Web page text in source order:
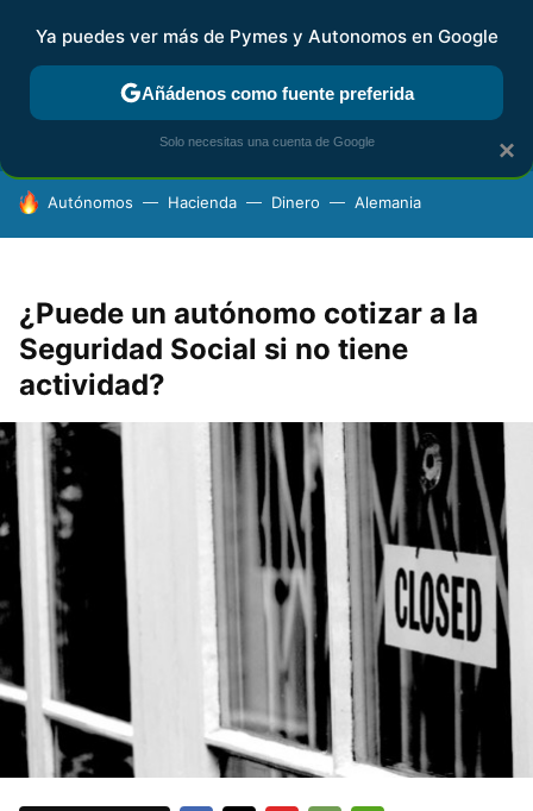
FISCALIDAD Y CONTABILIDAD KIT DIGITAL RENTA
HOY SE HABLA DE
Autónomos Hacienda Dinero Alemania
¿Puede un autónomo cotizar a la
Seguridad Social si no tiene
actividad?
×
Ya puedes ver más de Pymes y Autonomos en Google
Añádenos como fuente preferida
Solo necesitas una cuenta de Google